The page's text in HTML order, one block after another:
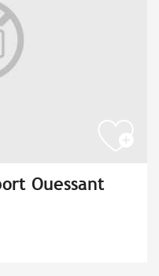
Ouessant